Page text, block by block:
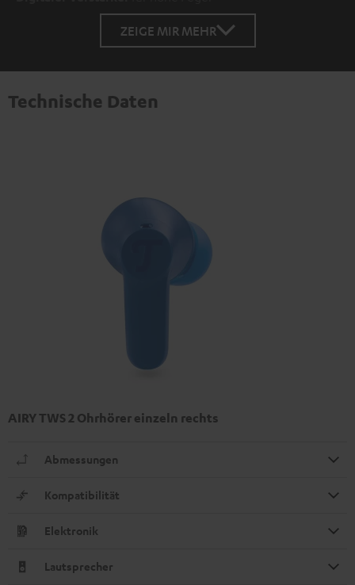
ZEIGE MIR MEHR
Technische Daten
AIRY TWS 2 Ohrhörer einzeln rechts
Abmessungen
Kompatibilität
Elektronik
Lautsprecher